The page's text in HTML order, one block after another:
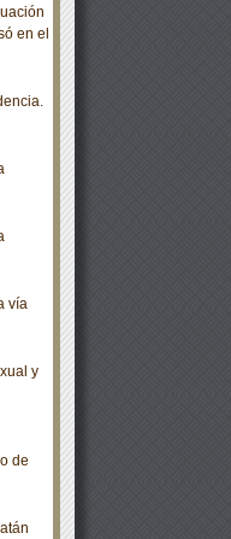
en el
vía
y
de